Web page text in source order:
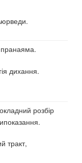
дихання.
розбір
тракт,